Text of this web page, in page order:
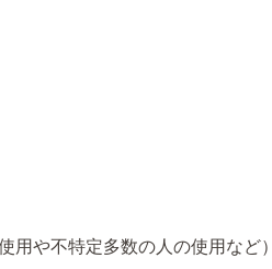
用や不特定多数の人の使用など